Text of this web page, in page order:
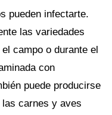
pueden infectarte.
las variedades
campo o durante el
con
puede producirse
carnes y aves